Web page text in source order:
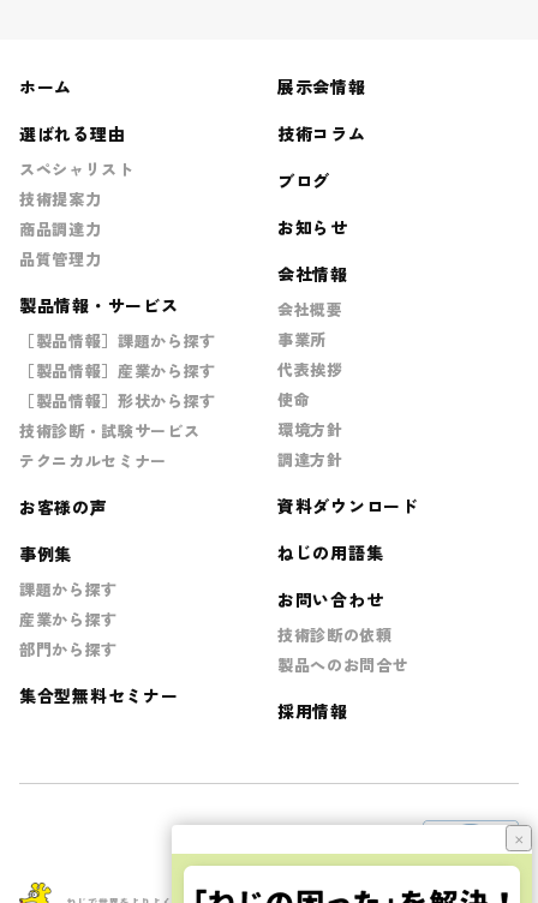
ホーム
選ばれる理由
スペシャリスト
技術提案力
商品調達力
品質管理力
製品情報・サービス
［製品情報］課題から探す
［製品情報］産業から探す
［製品情報］形状から探す
技術診断・試験サービス
テクニカルセミナー
お客様の声
事例集
課題から探す
産業から探す
部門から探す
集合型無料セミナー
展示会情報
技術コラム
ブログ
お知らせ
会社情報
会社概要
事業所
代表挨拶
使命
環境方針
調達方針
資料ダウンロード
ねじの用語集
お問い合わせ
技術診断の依頼
製品へのお問合せ
採用情報
×